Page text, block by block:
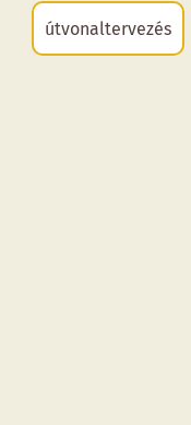
útvonaltervezés